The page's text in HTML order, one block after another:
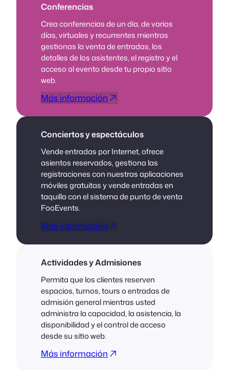
Conferencias
Crea conferencias de un día, de varios
días, virtuales y recurrentes mientras
gestionas la venta de entradas, los
detalles de los asistentes, el registro y el
acceso al evento desde tu propio sitio
web.
Más información
Conciertos y espectáculos
Vende entradas por Internet, ofrece
asientos reservados, gestiona las
registraciones con nuestras aplicaciones
móviles gratuitas y vende entradas en
taquilla con el sistema de punto de venta
FooEvents.
Más información
Actividades y Admisiones
Permita que los clientes reserven
espacios, turnos, tours o entradas de
admisión general mientras usted
administra la capacidad, la asistencia, la
disponibilidad y el control de acceso
desde su sitio web.
Más información